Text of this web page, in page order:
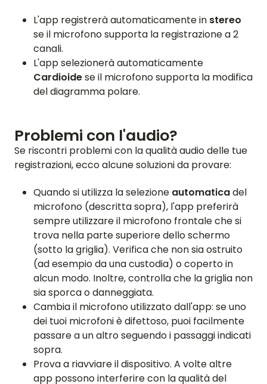
L'app registrerà automaticamente in stereo
se il microfono supporta la registrazione a 2
canali.
L'app selezionerà automaticamente
Cardioidese il microfono supporta la modifica
del diagramma polare.
Problemi con l'audio?
Se riscontri problemi con la qualità audio delle tue
registrazioni, ecco alcune soluzioni da provare:
Quando si utilizza la selezione automaticadel
microfono (descritta sopra), l'app preferirà
sempre utilizzare il microfono frontale che si
trova nella parte superiore dello schermo
(sotto la griglia). Verifica che non sia ostruito
(ad esempio da una custodia) o coperto in
alcun modo. Inoltre, controlla che la griglia non
sia sporca o danneggiata.
Cambia il microfono utilizzato dall'app: se uno
dei tuoi microfoni è difettoso, puoi facilmente
passare a un altro seguendo i passaggi indicati
sopra.
Prova a riavviare il dispositivo. A volte altre
app possono interferire con la qualità del